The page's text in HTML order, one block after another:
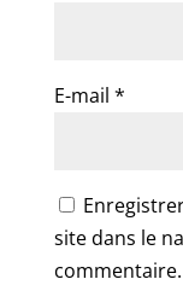
E-mail *
site dans le
commentaire.